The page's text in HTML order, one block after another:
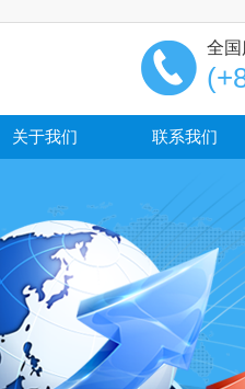
全
关于我们 联系我们